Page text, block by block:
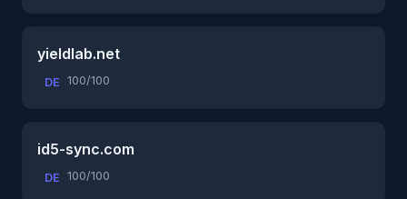
yieldlab.net
DE 100/100
id5-sync.com
DE 100/100